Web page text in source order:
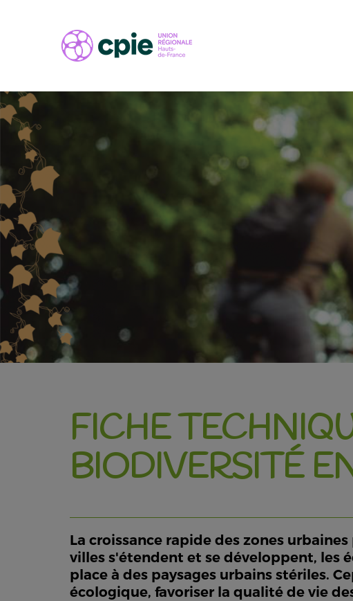
FICHE
BIODIVERSITÉ
La croissance rapide des zones
villes s'étendent et se développent, les
place à des paysages urbains stériles.
écologique, favoriser la qualité de vie